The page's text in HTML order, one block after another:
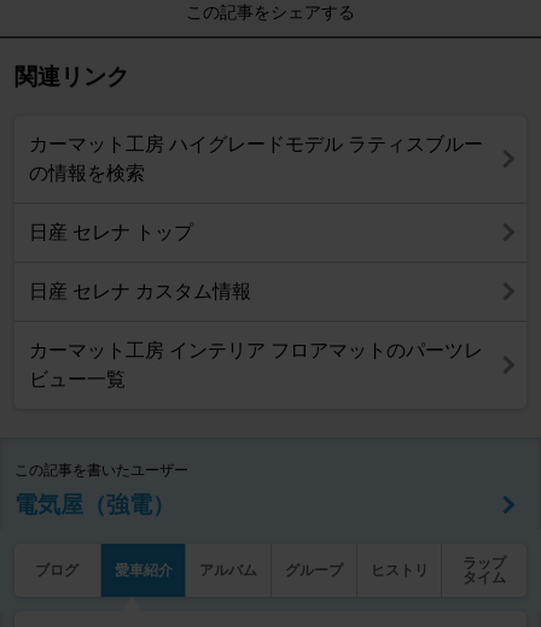
この記事をシェアする
関連リンク
カーマット工房 ハイグレードモデル ラティスブルー
の情報を検索
日産 セレナ トップ
日産 セレナ カスタム情報
カーマット工房 インテリア フロアマットのパーツレ
ビュー一覧
この記事を書いたユーザー
電気屋（強電）
ブログ 愛車紹介 アルバム グループ ヒストリ
ラップ
タイム